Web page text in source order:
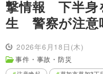
撃情報 下半身
生 警察が注意
2026年6月18日(木)
事件・事故・防災